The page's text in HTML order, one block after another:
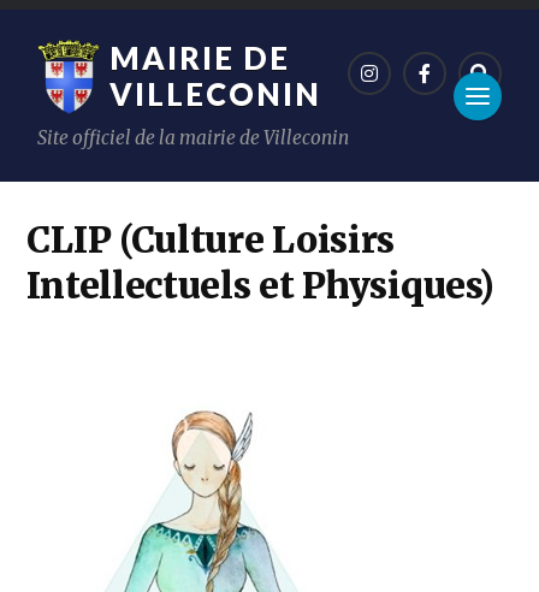
MAIRIE DE
VILLECONIN
Site officiel de la mairie de Villeconin
CLIP (Culture Loisirs
Intellectuels et Physiques)